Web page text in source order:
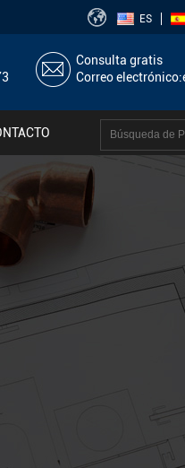
ES
Consulta gratis
Correo electrónico: